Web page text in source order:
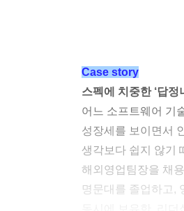
Case story
스펙에 치중한 ‘답정
어느 소프트웨어 기
성장세를 보이면서
생각보다 쉽지 않기
해외영업팀장을 채
명문대를 졸업하고,